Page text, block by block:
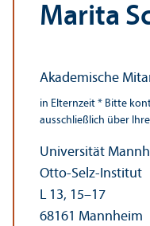
Marita
Akademische
in Elternzeit * Bitte
ausschließlich über
Universität
Otto-Selz-Institut
L 13, 15–17
68161 Mannheim